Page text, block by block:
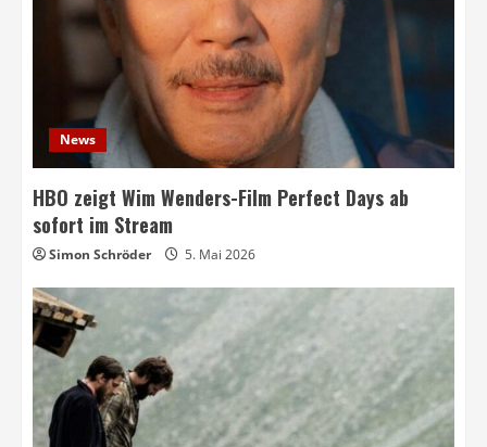
News
HBO zeigt Wim Wenders-Film Perfect Days ab
sofort im Stream
Simon Schröder 5. Mai 2026